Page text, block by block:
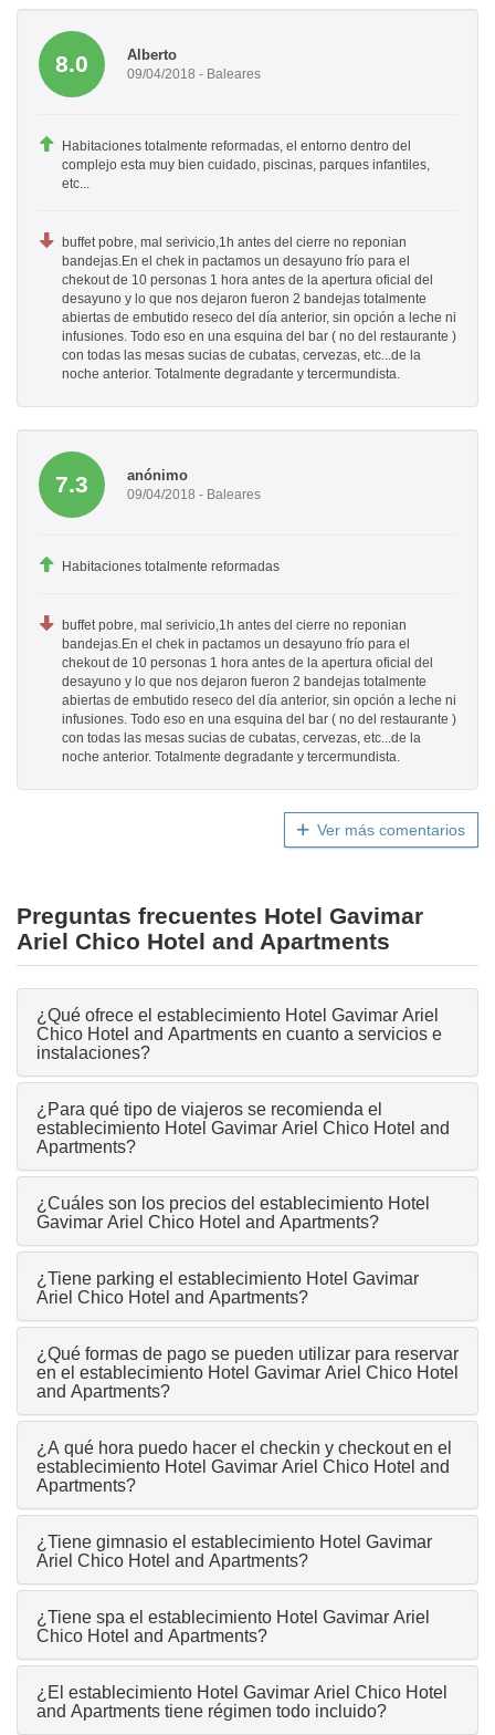
8.0 Alberto
09/04/2018 - Baleares
Habitaciones totalmente reformadas, el entorno dentro del
complejo esta muy bien cuidado, piscinas, parques infantiles,
etc...
buffet pobre, mal serivicio,1h antes del cierre no reponian
bandejas.En el chek in pactamos un desayuno frío para el
chekout de 10 personas 1 hora antes de la apertura oficial del
desayuno y lo que nos dejaron fueron 2 bandejas totalmente
abiertas de embutido reseco del día anterior, sin opción a leche ni
infusiones. Todo eso en una esquina del bar ( no del restaurante )
con todas las mesas sucias de cubatas, cervezas, etc...de la
noche anterior. Totalmente degradante y tercermundista.
7.3 anónimo
09/04/2018 - Baleares
Habitaciones totalmente reformadas
buffet pobre, mal serivicio,1h antes del cierre no reponian
bandejas.En el chek in pactamos un desayuno frío para el
chekout de 10 personas 1 hora antes de la apertura oficial del
desayuno y lo que nos dejaron fueron 2 bandejas totalmente
abiertas de embutido reseco del día anterior, sin opción a leche ni
infusiones. Todo eso en una esquina del bar ( no del restaurante )
con todas las mesas sucias de cubatas, cervezas, etc...de la
noche anterior. Totalmente degradante y tercermundista.
Ver más comentarios
Preguntas frecuentes Hotel Gavimar
Ariel Chico Hotel and Apartments
¿Qué ofrece el establecimiento Hotel Gavimar Ariel
Chico Hotel and Apartments en cuanto a servicios e
instalaciones?
¿Para qué tipo de viajeros se recomienda el
establecimiento Hotel Gavimar Ariel Chico Hotel and
Apartments?
¿Cuáles son los precios del establecimiento Hotel
Gavimar Ariel Chico Hotel and Apartments?
¿Tiene parking el establecimiento Hotel Gavimar
Ariel Chico Hotel and Apartments?
¿Qué formas de pago se pueden utilizar para reservar
en el establecimiento Hotel Gavimar Ariel Chico Hotel
and Apartments?
¿A qué hora puedo hacer el checkin y checkout en el
establecimiento Hotel Gavimar Ariel Chico Hotel and
Apartments?
¿Tiene gimnasio el establecimiento Hotel Gavimar
Ariel Chico Hotel and Apartments?
¿Tiene spa el establecimiento Hotel Gavimar Ariel
Chico Hotel and Apartments?
¿El establecimiento Hotel Gavimar Ariel Chico Hotel
and Apartments tiene régimen todo incluido?